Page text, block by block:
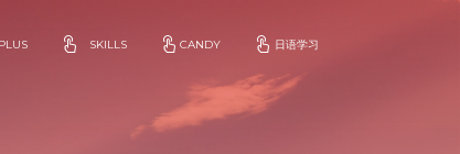
SKILLS CANDY 日语学习